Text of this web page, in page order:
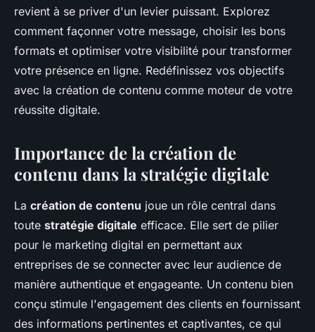
revient à se priver d'un levier puissant. Explorez
comment façonner votre message, choisir les bons
formats et optimiser votre visibilité pour transformer
votre présence en ligne. Redéfinissez vos objectifs
avec la création de contenu comme moteur de votre
réussite digitale.
Importance de la création de
contenu dans la stratégie digitale
La création de contenu joue un rôle central dans
toute stratégie digitale efficace. Elle sert de pilier
pour le marketing digital en permettant aux
entreprises de se connecter avec leur audience de
manière authentique et engageante. Un contenu bien
conçu stimule l'engagement des clients en fournissant
des informations pertinentes et captivantes, ce qui